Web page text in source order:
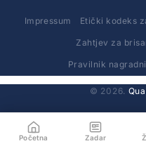
Impressum Etički kodeks
Zahtjev za
Pravilnik
© 2026.
Početna Zadar